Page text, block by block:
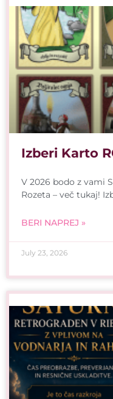
Izberi Karto
V 2026 bodo z vami
Rozeta – več tukaj!
BERI NAPREJ »
July 23, 2026